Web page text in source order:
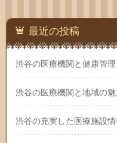
最近の投稿
渋谷の医療機関と健康管理
渋谷の医療機関と地域の魅
渋谷の充実した医療施設